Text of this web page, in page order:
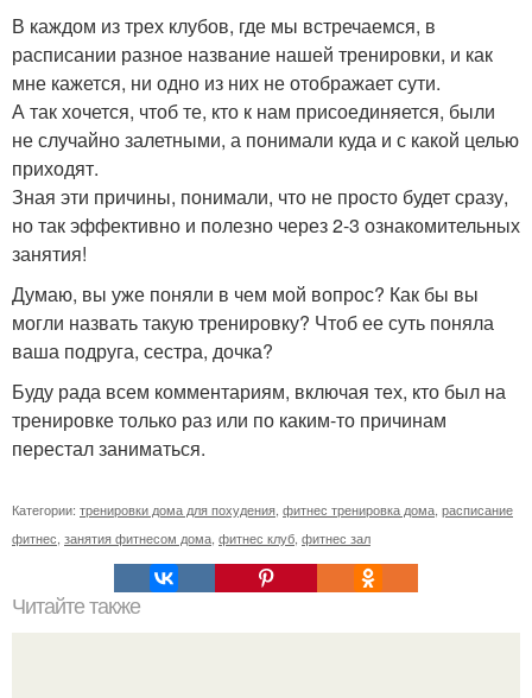
В каждом из трех клубов, где мы встречаемся, в
расписании разное название нашей тренировки, и как
мне кажется, ни одно из них не отображает сути.
А так хочется, чтоб те, кто к нам присоединяется, были
не случайно залетными, а понимали куда и с какой целью
приходят.
Зная эти причины, понимали, что не просто будет сразу,
но так эффективно и полезно через 2-3 ознакомительных
занятия!
Думаю, вы уже поняли в чем мой вопрос? Как бы вы
могли назвать такую тренировку? Чтоб ее суть поняла
ваша подруга, сестра, дочка?
Буду рада всем комментариям, включая тех, кто был на
тренировке только раз или по каким-то причинам
перестал заниматься.
Категории: тренировки дома для похудения фитнес тренировка дома расписание
фитнес занятия фитнесом дома фитнес клуб фитнес зал
Читайте также